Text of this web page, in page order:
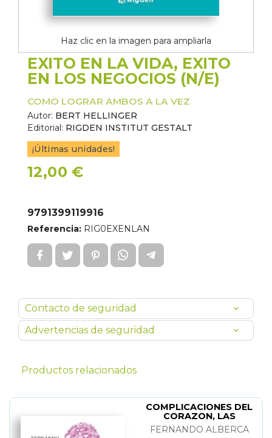
Haz clic en la imagen para ampliarla
EXITO EN LA VIDA, EXITO
EN LOS NEGOCIOS (N/E)
COMO LOGRAR AMBOS A LA VEZ
Autor: BERT HELLINGER
Editorial: RIGDEN INSTITUT GESTALT
¡Últimas unidades!
12,00 €
9791399119916
Referencia: RIG0EXENLAN
Contacto de seguridad
Advertencias de seguridad
Productos relacionados
COMPLICACIONES DEL
CORAZON, LAS
FERNANDO ALBERCA